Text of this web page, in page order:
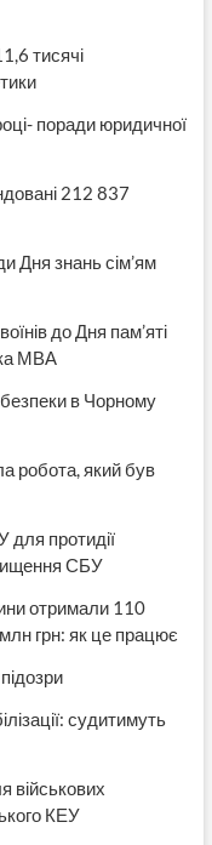
тисячі
поради юридичної
212 837
Дня знань сім’ям
до Дня пам’яті
МВА
в Чорному
робота, який був
для протидії
СБУ
отримали 110
грн: як це працює
судитимуть
військових
КЕУ